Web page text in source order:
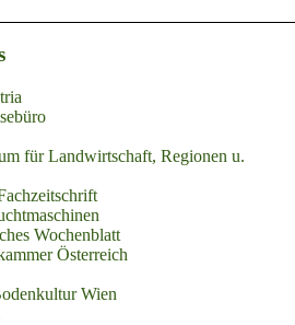
für Landwirtschaft, Regionen u.
Wochenblatt
Österreich
Wien